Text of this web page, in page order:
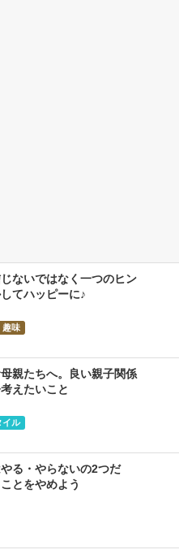
ないではなく一つのヒン
てハッピーに♪
趣味
親たちへ。良い親子関係
えたいこと
イル
る・やらないの2つだ
とをやめよう